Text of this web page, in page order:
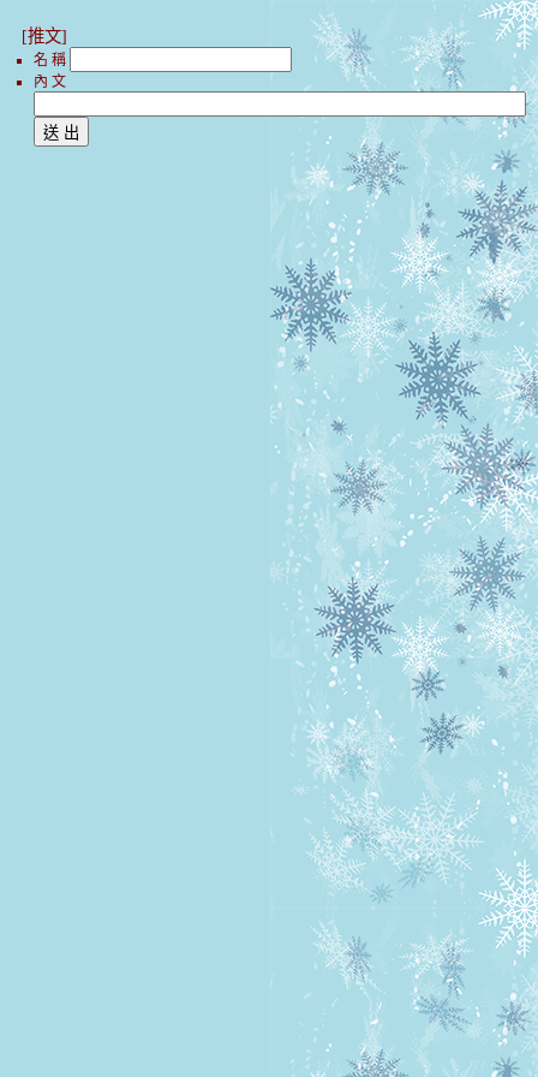
[推文]
名 稱
內 文